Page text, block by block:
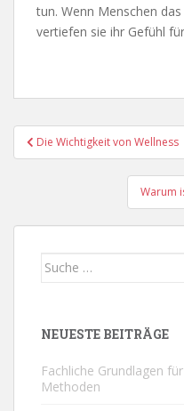
tun. Wenn Menschen
vertiefen sie ihr Gefühl
Die Wichtigkeit von Wellness
Warum
Suche
NEUESTE BEITRÄGE
Fachliche Grundlagen
Methoden